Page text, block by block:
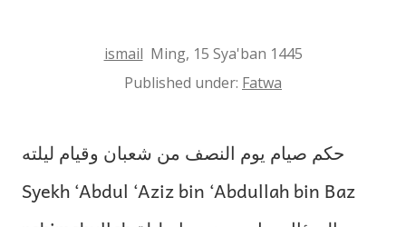
ismail Ming, 15 Sya'ban 1445
Published under: Fatwa
حكم صيام يوم النصف من شعبان وقيام ليلته
Syekh ‘Abdul ‘Aziz bin ‘Abdullah bin Baz